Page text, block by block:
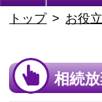
トップ お役
相続